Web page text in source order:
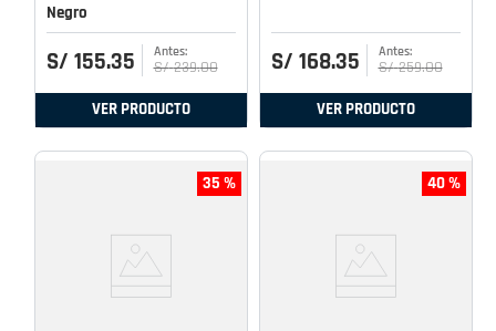
Negro
S/ 155.35 S/ 239.00
VER PRODUCTO
S/ 168.35 S/ 259.00
VER PRODUCTO
35 % 40 %